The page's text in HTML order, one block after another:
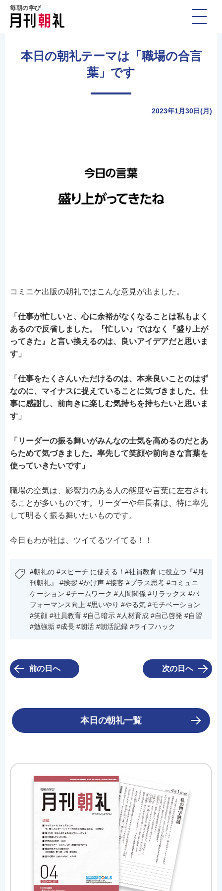
毎朝の学び
本日の朝礼テーマは「職場の合言
葉」です
2023年1月30日(月)
コミニケ出版の朝礼ではこんな意見が出ました。
「仕事が忙しいと、心に余裕がなくなることは私もよく
あるので反省しました。『忙しい』ではなく『盛り上が
ってきた』と言い換えるのは、良いアイデアだと思いま
す」
「仕事をたくさんいただけるのは、本来良いことのはず
なのに、マイナスに捉えていることに気づきました。仕
事に感謝し、前向きに楽しむ気持ちを持ちたいと思いま
す」
「リーダーの振る舞いがみんなの士気を高めるのだとあ
らためて気づきました。率先して笑顔や前向きな言葉を
使っていきたいです」
職場の空気は、影響力のある人の態度や言葉に左右され
ることが多いものです。リーダーや年長者は、特に率先
して明るく振る舞いたいものです。
今日もわが社は、ツイてるツイてる！！
#朝礼の #スピーチ に使える！#社員教育 に役立つ『#月
刊朝礼』 #挨拶 #かけ声 #接客 #プラス思考 #コミュニ
ケーション #チームワーク #人間関係 #リラックス #パ
フォーマンス向上 #思いやり #やる気 #モチベーション
#笑顔 #社員教育 #自己暗示 #人材育成 #自己啓発 #自習
#勉強垢 #成長 #朝活 #朝活記録 #ライフハック
前の日へ 次の日へ
本日の朝礼一覧